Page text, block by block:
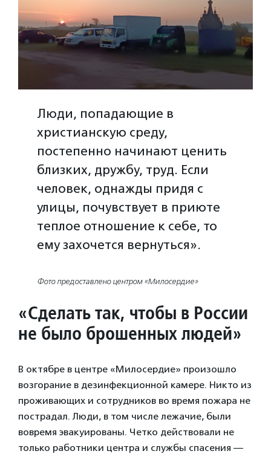
Люди, попадающие в
христианскую среду,
постепенно начинают ценить
близких, дружбу, труд. Если
человек, однажды придя с
улицы, почувствует в приюте
теплое отношение к себе, то
ему захочется вернуться».
Фото предоставлено центром «Милосердие»
«Сделать так, чтобы в России
не было брошенных людей»
В октябре в центре «Милосердие» произошло
возгорание в дезинфекционной камере. Никто из
проживающих и сотрудников во время пожара не
пострадал. Люди, в том числе лежачие, были
вовремя эвакуированы. Четко действовали не
только работники центра и службы спасения —